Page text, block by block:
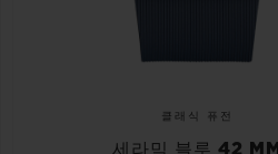
클래식 퓨전
세라믹 블루 42 MM